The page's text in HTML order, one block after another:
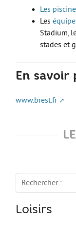
Année de
LOGEMENT
Organiser la
Qui peut
Annonces
Le Sport
Les
Les
Stadium,
stades et
En savoir
www.brest.fr
Rechercher :
Loisirs